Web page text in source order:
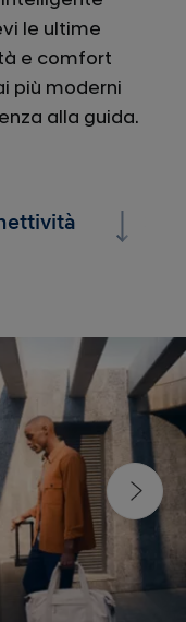
le ultime
e comfort
più moderni
alla guida.